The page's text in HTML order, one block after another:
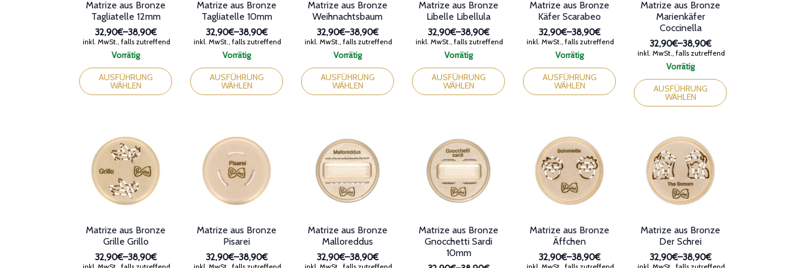
Vorrätig
Matrize aus Bronze
Tagliatelle 12mm
32,90€–38,90€
Preisspanne:
32,90€
bis
38,90€
inkl. MwSt., falls zutreffend
AUSFÜHRUNG
WÄHLEN
Produkt
weist
Optionen
können
Produktseite
gewählt
Vorrätig
Matrize aus Bronze
Tagliatelle 10mm
32,90€–38,90€
Preisspanne:
32,90€
bis
38,90€
inkl. MwSt., falls zutreffend
AUSFÜHRUNG
WÄHLEN
Produkt
weist
Optionen
können
Produktseite
gewählt
Vorrätig
Matrize aus Bronze
Weihnachtsbaum
32,90€–38,90€
Preisspanne:
32,90€
bis
38,90€
inkl. MwSt., falls zutreffend
AUSFÜHRUNG
WÄHLEN
Produkt
weist
Optionen
können
Produktseite
Vorrätig
Matrize aus Bronze
Libelle Libellula
32,90€–38,90€
Preisspanne:
32,90€
bis
38,90€
inkl. MwSt., falls zutreffend
AUSFÜHRUNG
WÄHLEN
Produkt
weist
Optionen
können
Produktseite
Vorrätig
Matrize aus Bronze
Käfer Scarabeo
32,90€–38,90€
Preisspanne:
32,90€
bis
38,90€
inkl. MwSt., falls zutreffend
AUSFÜHRUNG
WÄHLEN
Produkt
weist
Optionen
können
Produktseite
gewählt
Vorrätig
Matrize aus Bronze
Marienkäfer
Coccinella
32,90€–38,90€
Preisspanne:
32,90€
bis
38,90€
inkl. MwSt., falls zutreffend
AUSFÜHRUNG
WÄHLEN
Produkt
weist
Optionen
können
Produktseite
Matrize aus Bronze
Grille Grillo
32,90€–38,90€
Matrize aus Bronze
Pisarei
32,90€–38,90€
Matrize aus Bronze
Malloreddus
32,90€–38,90€
Matrize aus Bronze
Gnocchetti Sardi
10mm
Matrize aus Bronze
Äffchen
32,90€–38,90€
Matrize aus Bronze
Der Schrei
32,90€–38,90€